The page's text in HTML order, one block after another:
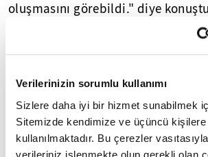
Verilerinizin sorumlu kullanımı
Sizlere daha iyi bir hizmet sunabilmek
Sitemizde kendimize ve üçüncü
kullanılmaktadır. Bu çerezler
verileriniz işlenmekte olup gerekli olan
oluşmasını görebildi." diye
Söz konusu platformların
başlayacağını savunan Eren,
şirketler oldukları için özgün
Netflix 20'nin üzerinde dilde özgün
ki bu çok kıymetli." ifadesini